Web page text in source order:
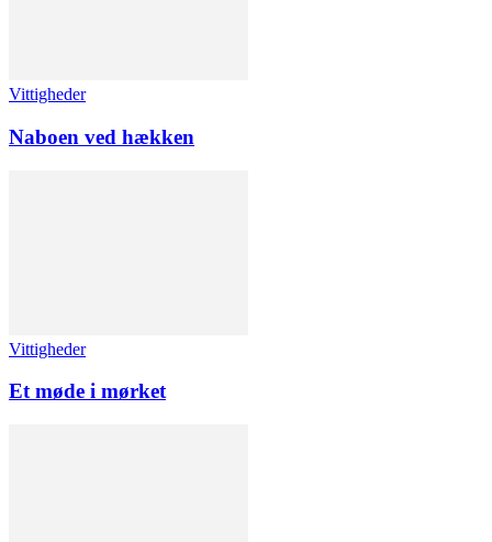
Vittigheder
Naboen ved hækken
Vittigheder
Et møde i mørket